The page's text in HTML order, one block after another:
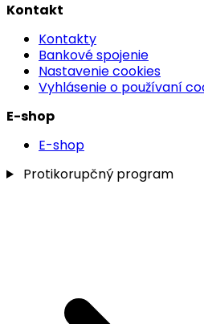
Kontakt
Kontakty
Bankové spojenie
Nastavenie cookies
Vyhlásenie o používaní
E-shop
E-shop
Protikorupčný program